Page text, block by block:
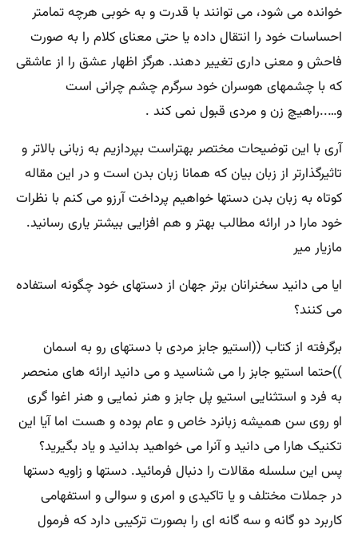
خوانده می شود، می توانند با قدرت و به خوبی هرچه تمامتر
احساسات خود را انتقال داده یا حتی معنای کلام را به صورت
فاحش و معنی داری تغییر دهند. هرگز اظهار عشق را از عاشقی
که با چشمهای هوسران خود سرگرم چشم چرانی است
و…..راهیچ زن و مردی قبول نمی کند .
آری با این توضیحات مختصر بهتراست بپردازیم به زبانی بالاتر و
تاثیرگذارتر از زبان بیان که همانا زبان بدن است و در این مقاله
کوتاه به زبان بدن دستها خواهیم پرداخت آرزو می کنم با نظرات
خود مارا در ارائه مطالب بهتر و هم افزایی بیشتر یاری رسانید.
مازیار میر
ایا می دانید سخنرانان برتر جهان از دستهای خود چگونه استفاده
می کنند؟
برگرفته از کتاب ((استیو جابز مردی با دستهای رو به اسمان
))حتما استیو جابز را می شناسید و می دانید ارائه های منحصر
به فرد و استثنایی استیو پل جابز و هنر نمایی و هنر اغوا گری
او روی سن همیشه زبانرد خاص و عام بوده و هست اما آیا این
تکنیک هارا می دانید و آنرا می خواهید بدانید و یاد بگیرید؟
پس این سلسله مقالات را دنبال فرمائید. دستها و زاویه دستها
در جملات مختلف و یا تاکیدی و امری و سوالی و استفهامی
کاربرد دو گانه و سه گانه ای را بصورت ترکیبی دارد که فرمول